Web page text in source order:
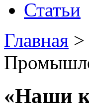
Статьи
Главная >
«Наши